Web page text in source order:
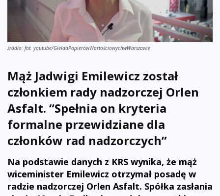
źródło: fot. youtube/GiełdaPapierówWartościowychwWarszawie
Mąż Jadwigi Emilewicz został
członkiem rady nadzorczej Orlen
Asfalt. “Spełnia on kryteria
formalne przewidziane dla
członków rad nadzorczych”
Na podstawie danych z KRS wynika, że mąż
wiceminister Emilewicz otrzymał posadę w
radzie nadzorczej Orlen Asfalt. Spółka zasłania